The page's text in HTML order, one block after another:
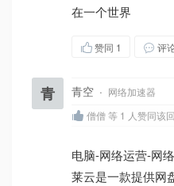
在一个世界
赞同 1 评
青 青空 · 网络加速器
僧僧 等 1 人赞同该
电脑-网络运营-网
莱云是一款提供网